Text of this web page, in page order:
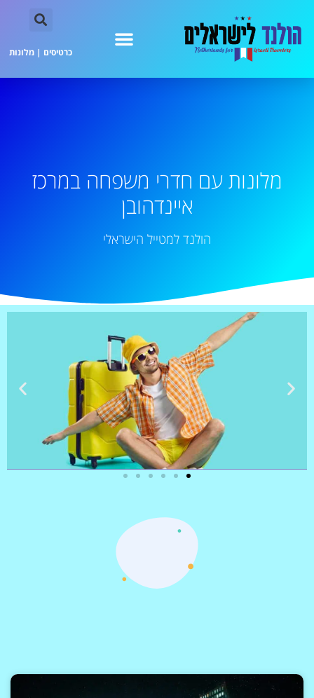
כרטיסים | מלונות
מלונות עם חדרי משפחה במרכז
איינדהובן
הולנד למטייל הישראלי